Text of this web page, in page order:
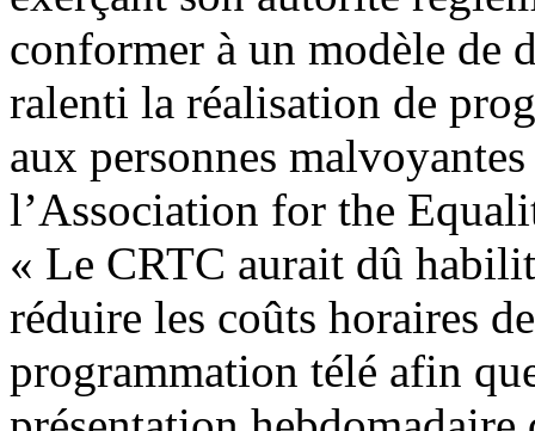
conformer à un modèle de
ralenti la réalisation de
aux personnes
l’Association for the
« Le CRTC aurait dû
réduire les coûts horaires
programmation télé afin